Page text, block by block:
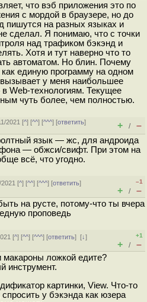
что вэб приложения это по
с мордой в браузере, но до
пишутся на разных языках и
сделал. Я понимаю, что с точки
над трафиком бэкэнд и
Хотя и тут наверно что то
автоматом. Но блин. Почему
как единую программу на одном
у меня наибольшее
Web-технологиям. Текущее
чуть более, чем полностью.
2021 [^] [^^] [^^^] [ответить]
+ / –
язык — жс, для андроида
— обжси/свифт. При этом на
всё, что угодно.
2021 [^] [^^] [^^^] [ответить]
–1
+ / –
на русте, потому-что ты вчера
проповедь
[^] [^^] [^^^] [ответить][↓]
+1
+ / –
ложкой едите?
инструмент.
картинки, View. Что-то
спросить у бэкэнда как юзера